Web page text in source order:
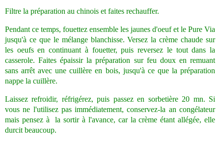
Filtre la préparation au chinois et faites rechauffer.
Pendant ce temps, fouettez ensemble les jaunes d'oeuf et le Pure Via
jusqu'à ce que le mélange blanchisse. Versez la crème chaude sur
les oeufs en continuant à fouetter, puis reversez le tout dans la
casserole. Faites épaissir la préparation sur feu doux en remuant
sans arrêt avec une cuillère en bois, jusqu'à ce que la préparation
nappe la cuillère.
Laissez refroidir, réfrigérez, puis passez en sorbetière 20 mn. Si
vous ne l'utilisez pas immédiatement, conservez-la an congélateur
mais pensez à la sortir à l'avance, car la crème étant allégée, elle
durcit beaucoup.